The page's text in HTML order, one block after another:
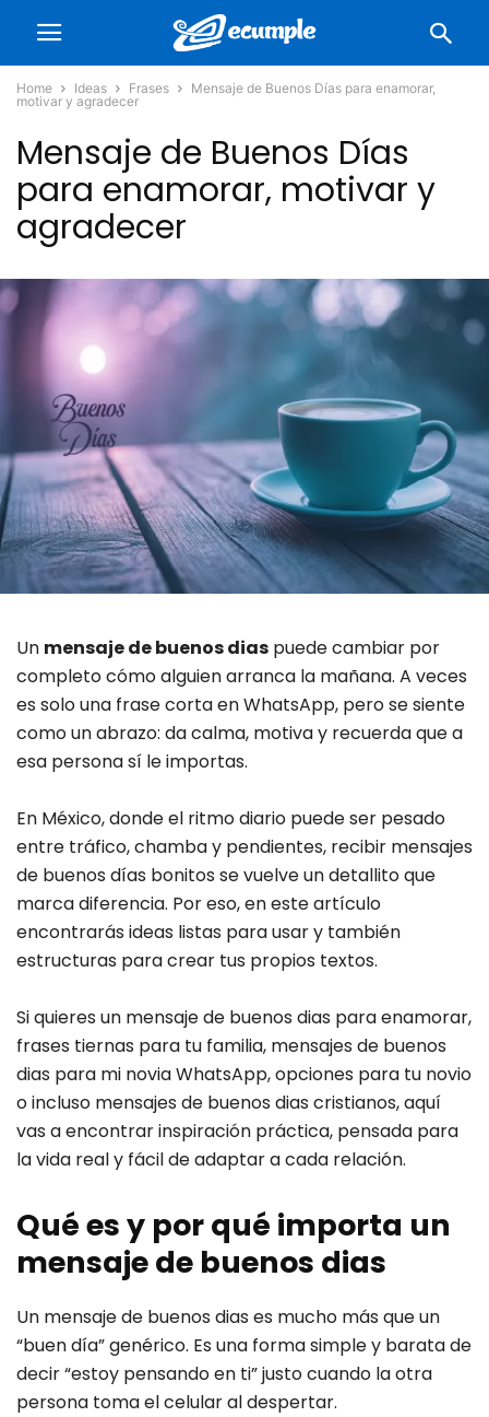
Home Ideas Frases
Mensaje de Buenos Días para enamorar,
motivar y agradecer
Mensaje de Buenos Días
para enamorar, motivar y
agradecer
Un mensaje de buenos dias puede cambiar por
completo cómo alguien arranca la mañana. A veces
es solo una frase corta en WhatsApp, pero se siente
como un abrazo: da calma, motiva y recuerda que a
esa persona sí le importas.
En México, donde el ritmo diario puede ser pesado
entre tráfico, chamba y pendientes, recibir mensajes
de buenos días bonitos se vuelve un detallito que
marca diferencia. Por eso, en este artículo
encontrarás ideas listas para usar y también
estructuras para crear tus propios textos.
Si quieres un mensaje de buenos dias para enamorar,
frases tiernas para tu familia, mensajes de buenos
dias para mi novia WhatsApp, opciones para tu novio
o incluso mensajes de buenos dias cristianos, aquí
vas a encontrar inspiración práctica, pensada para
la vida real y fácil de adaptar a cada relación.
Qué es y por qué importa un
mensaje de buenos dias
Un mensaje de buenos dias es mucho más que un
“buen día” genérico. Es una forma simple y barata de
decir “estoy pensando en ti” justo cuando la otra
persona toma el celular al despertar.